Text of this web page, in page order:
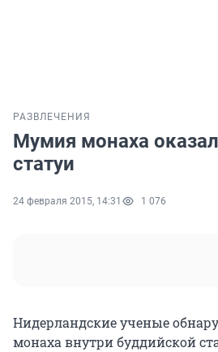
РАЗВЛЕЧЕНИЯ
Мумия монаха
статуи
24 февраля 2015, 14:31 1 076
Нидерландские ученые
монаха внутри буддийской